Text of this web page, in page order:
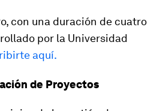
con una duración de cuatro
por la Universidad
aquí.
de Proyectos